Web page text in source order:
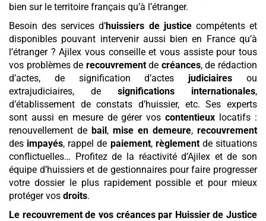
bien sur le territoire français qu’à l’étranger.
Besoin des services d’huissiers de justicecompétents et
disponibles pouvant intervenir aussi bien en France qu’à
l’étranger ? Ajilex vous conseille et vous assiste pour tous
vos problèmes de recouvrementde créances, de rédaction
d’actes, de signification d’actes judiciaires ou
extrajudiciaires, de significations internationales,
d’établissement de constats d’huissier, etc. Ses experts
sont aussi en mesure de gérer voscontentieux locatifs :
renouvellement de bail, mise en demeure, recouvrement
des impayés, rappel de paiement, règlementde situations
conflictuelles… Profitez de la réactivité d’Ajilex et de son
équipe d’huissiers et de gestionnaires pour faire progresser
votre dossier le plus rapidement possible et pour mieux
protéger vos droits.
Le recouvrement de vos créances par Huissier de Justice